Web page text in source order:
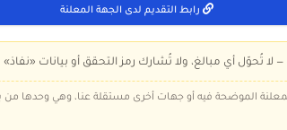
رابط التقديم لدى الجهة المعلنة
لا تُحوّل أي مبالغ، ولا تُشارك رمز التحقق أو بيانات
المعلنة الموضحة فيه أو جهات أخرى مستقلة عنا، وهي وحدها